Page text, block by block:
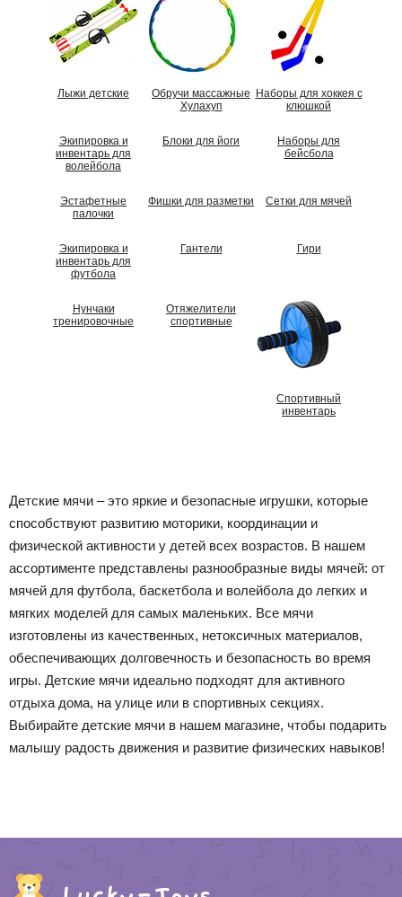
Лыжи детские
Обручи массажные
Хулахуп
Наборы для хоккея с
клюшкой
Экипировка и
инвентарь для
волейбола
Блоки для йоги
Наборы для
бейсбола
Эстафетные
палочки
Фишки для разметки Сетки для мячей
Экипировка и
инвентарь для
футбола
Гантели Гири
Нунчаки
тренировочные
Отяжелители
спортивные
Спортивный
инвентарь
Детские мячи – это яркие и безопасные игрушки, которые
способствуют развитию моторики, координации и
физической активности у детей всех возрастов. В нашем
ассортименте представлены разнообразные виды мячей: от
мячей для футбола, баскетбола и волейбола до легких и
мягких моделей для самых маленьких. Все мячи
изготовлены из качественных, нетоксичных материалов,
обеспечивающих долговечность и безопасность во время
игры. Детские мячи идеально подходят для активного
отдыха дома, на улице или в спортивных секциях.
Выбирайте детские мячи в нашем магазине, чтобы подарить
малышу радость движения и развитие физических навыков!